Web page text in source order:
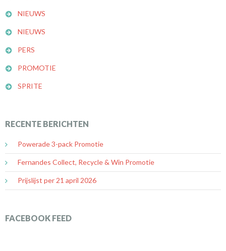
NIEUWS
NIEUWS
PERS
PROMOTIE
SPRITE
RECENTE BERICHTEN
Powerade 3-pack Promotie
Fernandes Collect, Recycle & Win Promotie
Prijslijst per 21 april 2026
FACEBOOK FEED